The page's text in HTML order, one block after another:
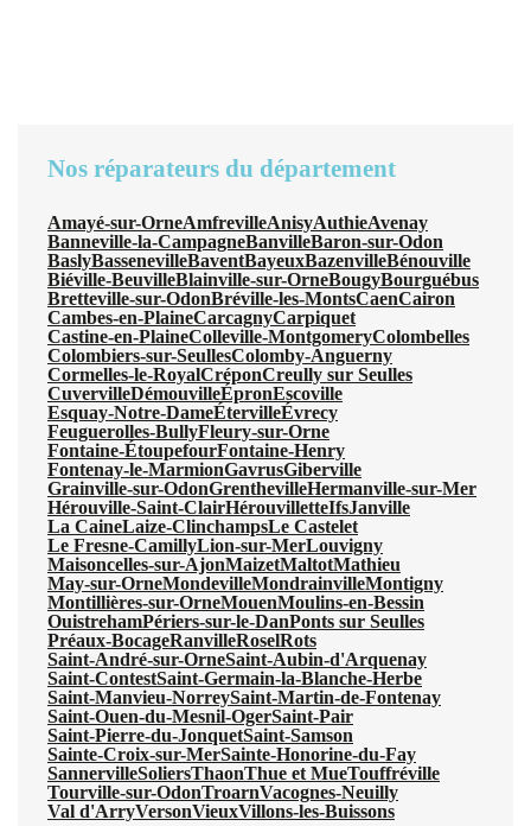
Nos réparateurs du département
Amayé-sur-OrneAmfrevilleAnisyAuthieAvenay
Banneville-la-CampagneBanvilleBaron-sur-Odon
BaslyBassenevilleBaventBayeuxBazenvilleBénouville
Biéville-BeuvilleBlainville-sur-OrneBougyBourguébus
Bretteville-sur-OdonBréville-les-MontsCaenCairon
Cambes-en-PlaineCarcagnyCarpiquet
Castine-en-PlaineColleville-MontgomeryColombelles
Colombiers-sur-SeullesColomby-Anguerny
Cormelles-le-RoyalCréponCreully sur Seulles
CuvervilleDémouvilleÉpronEscoville
Esquay-Notre-DameÉtervilleÉvrecy
Feuguerolles-BullyFleury-sur-Orne
Fontaine-ÉtoupefourFontaine-Henry
Fontenay-le-MarmionGavrusGiberville
Grainville-sur-OdonGrenthevilleHermanville-sur-Mer
Hérouville-Saint-ClairHérouvilletteIfsJanville
La CaineLaize-ClinchampsLe Castelet
Le Fresne-CamillyLion-sur-MerLouvigny
Maisoncelles-sur-AjonMaizetMaltotMathieu
May-sur-OrneMondevilleMondrainvilleMontigny
Montillières-sur-OrneMouenMoulins-en-Bessin
OuistrehamPériers-sur-le-DanPonts sur Seulles
Préaux-BocageRanvilleRoselRots
Saint-André-sur-OrneSaint-Aubin-d'Arquenay
Saint-ContestSaint-Germain-la-Blanche-Herbe
Saint-Manvieu-NorreySaint-Martin-de-Fontenay
Saint-Ouen-du-Mesnil-OgerSaint-Pair
Saint-Pierre-du-JonquetSaint-Samson
Sainte-Croix-sur-MerSainte-Honorine-du-Fay
SannervilleSoliersThaonThue et MueTouffréville
Tourville-sur-OdonTroarnVacognes-Neuilly
Val d'ArryVersonVieuxVillons-les-Buissons